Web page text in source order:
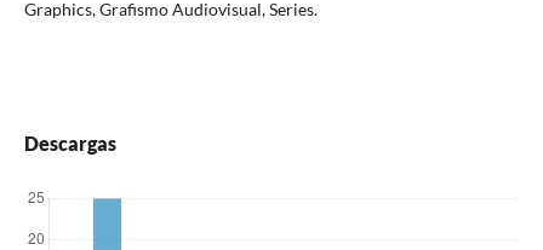
Graphics, Grafismo Audiovisual, Series.
Descargas